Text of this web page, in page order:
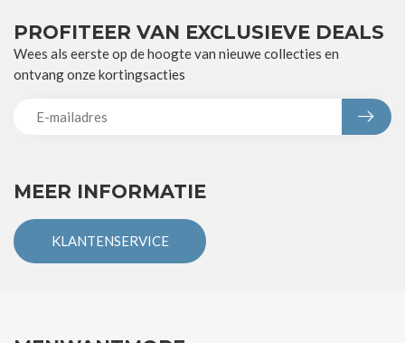
MEER INFORMATIE
KLANTENSERVICE
PROFITEER VAN EXCLUSIEVE DEALS
Wees als eerste op de hoogte van nieuwe collecties en
ontvang onze kortingsacties